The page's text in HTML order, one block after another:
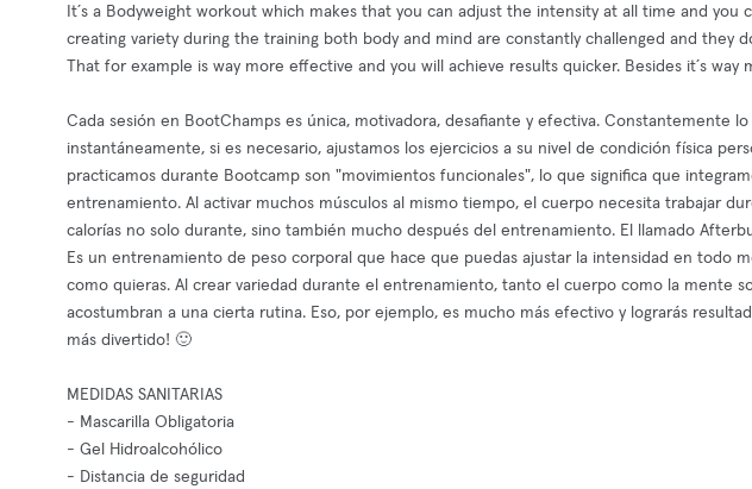
It´s a Bodyweight workout which makes that you can adjust the intensity at all time and you
creating variety during the training both body and mind are constantly challenged and they
That for example is way more effective and you will achieve results quicker. Besides it´s way
Cada sesión en BootChamps es única, motivadora, desafiante y efectiva. Constantemente lo
instantáneamente, si es necesario, ajustamos los ejercicios a su nivel de condición física
practicamos durante Bootcamp son "movimientos funcionales", lo que significa que
entrenamiento. Al activar muchos músculos al mismo tiempo, el cuerpo necesita trabajar
calorías no solo durante, sino también mucho después del entrenamiento. El llamado
Es un entrenamiento de peso corporal que hace que puedas ajustar la intensidad en todo
como quieras. Al crear variedad durante el entrenamiento, tanto el cuerpo como la mente
acostumbran a una cierta rutina. Eso, por ejemplo, es mucho más efectivo y lograrás
más divertido! 🙂
MEDIDAS SANITARIAS
- Mascarilla Obligatoria
- Gel Hidroalcohólico
- Distancia de seguridad